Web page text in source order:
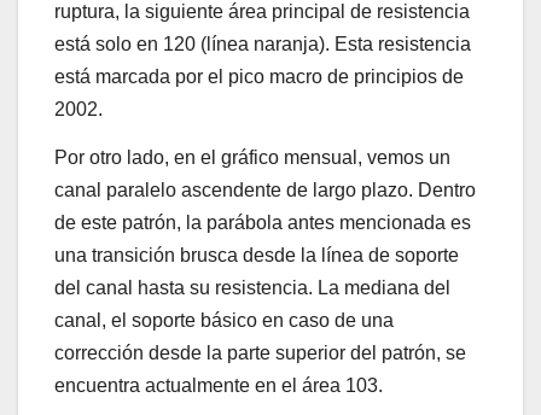
ruptura, la siguiente área principal de resistencia
está solo en 120 (línea naranja). Esta resistencia
está marcada por el pico macro de principios de
2002.
Por otro lado, en el gráfico mensual, vemos un
canal paralelo ascendente de largo plazo. Dentro
de este patrón, la parábola antes mencionada es
una transición brusca desde la línea de soporte
del canal hasta su resistencia. La mediana del
canal, el soporte básico en caso de una
corrección desde la parte superior del patrón, se
encuentra actualmente en el área 103.